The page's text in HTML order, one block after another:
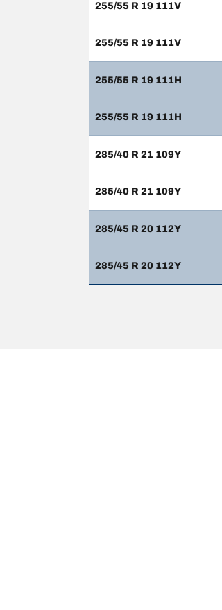
255/55 R 19 111V
255/55 R 19 111V
255/55 R 19 111H
255/55 R 19 111H
285/40 R 21 109Y
285/40 R 21 109Y
285/45 R 20 112Y
285/45 R 20 112Y